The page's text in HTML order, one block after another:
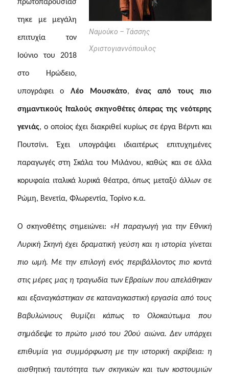
Ναμούκο – Τάσσης
Χριστογιαννόπουλος
πρωτοπαρουσιάσ
τηκε με μεγάλη
επιτυχία τον
Ιούνιο του 2018
στο Ηρώδειο,
υπογράφει ο Λέο Μουσκάτο,ένας από τους πιο
σημαντικούς Ιταλούς σκηνοθέτες όπερας της νεότερης
γενιάς, ο οποίος έχει διακριθεί κυρίως σε έργα Βέρντι και
Πουτσίνι. Έχει υπογράψει ιδιαιτέρως επιτυχημένες
παραγωγές στη Σκάλα του Μιλάνου, καθώς και σε άλλα
κορυφαία ιταλικά λυρικά θέατρα, όπως μεταξύ άλλων σε
Ρώμη, Βενετία, Φλωρεντία, Τορίνο κ.α.
Ο σκηνοθέτης σημειώνει: «Η παραγωγή για την Εθνική
Λυρική Σκηνή έχει δραματική γεύση και η ιστορία γίνεται
πιο ωμή. Με την επιλογή ενός περιβάλλοντος πιο κοντά
στις μέρες μας η τραγωδία των Εβραίων που απελάθηκαν
και εξαναγκάστηκαν σε καταναγκαστική εργασία από τους
Βαβυλώνιους θυμίζει κάπως το Ολοκαύτωμα που
σημάδεψε το πρώτο μισό του 20ού αιώνα. Δεν υπάρχει
επιθυμία για συμμόρφωση με την ιστορική ακρίβεια: η
αισθητική ταυτότητα των σκηνικών και των κοστουμιών